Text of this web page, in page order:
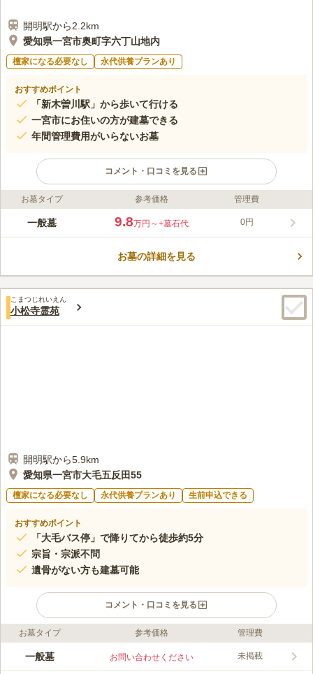
開明駅から2.2km
愛知県一宮市奥町字六丁山地内
檀家になる必要なし 永代供養プランあり
おすすめポイント
「新木曽川駅」から歩いて行ける
一宮市にお住いの方が建墓できる
年間管理費用がいらないお墓
コメント・口コミを見る
ライフドット編集部のコメント
「一宮斎場」に隣接しており、「一宮市環境センター」も近くに
は、一宮市霊園管理事務所があり、市営のお墓の管理を行ってい
口コミ評価
みんなの評価
40代男性
周辺の環境は、近くにドラッグストアー、スーパー、ホームセン
お墓タイプ 参考価格 管理費
一般墓 9.8万円～+墓石代 0円
お墓の詳細を見る
こまつじれいえん
小松寺霊苑
開明駅から5.9km
愛知県一宮市大毛五反田55
檀家になる必要なし 永代供養プランあり 生前申込できる
おすすめポイント
「大毛バス停」で降りてから徒歩約5分
宗旨・宗派不問
遺骨がない方も建墓可能
コメント・口コミを見る
ライフドット編集部のコメント
小松寺が管理を行う境内墓地です。 駐車場があり、東海北陸自
お墓タイプ 参考価格 管理費
一般墓 お問い合わせください 未掲載